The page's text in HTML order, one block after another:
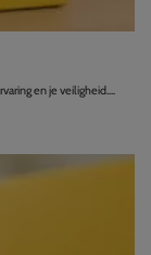
en je veiligheid....